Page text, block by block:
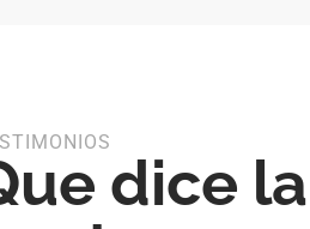
dice la
página web